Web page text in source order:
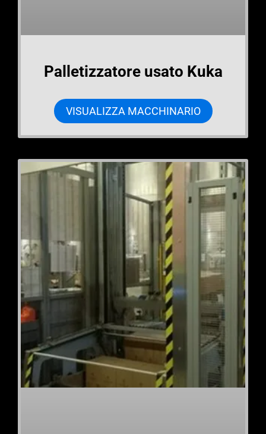
Palletizzatore usato Kuka
VISUALIZZA MACCHINARIO